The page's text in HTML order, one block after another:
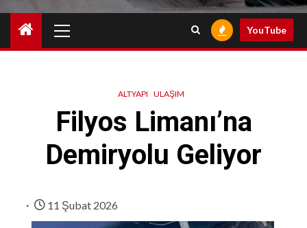
Menu
YouTube
ALTYAPI ULAŞIM
Filyos Limanı’na
Demiryolu Geliyor
11 Şubat 2026